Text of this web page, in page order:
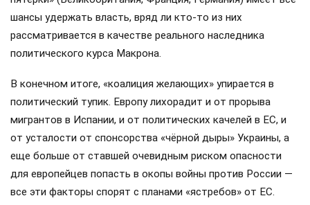
В рядах немецкой оппозиции нарастает тревога:
«Альтернатива для Германии» усмотрела прямую угрозу
для ФРГ в решении Берлина поддержать удары ВСУ по
российской территории. Депутаты АдГ потребовали от
кабинета министров отчета о том, как текущая
внешнеполитическая линия правительства сказывается на
защищенности самой Германии.
Дональд Тускзанял жесткую позицию по вопросу